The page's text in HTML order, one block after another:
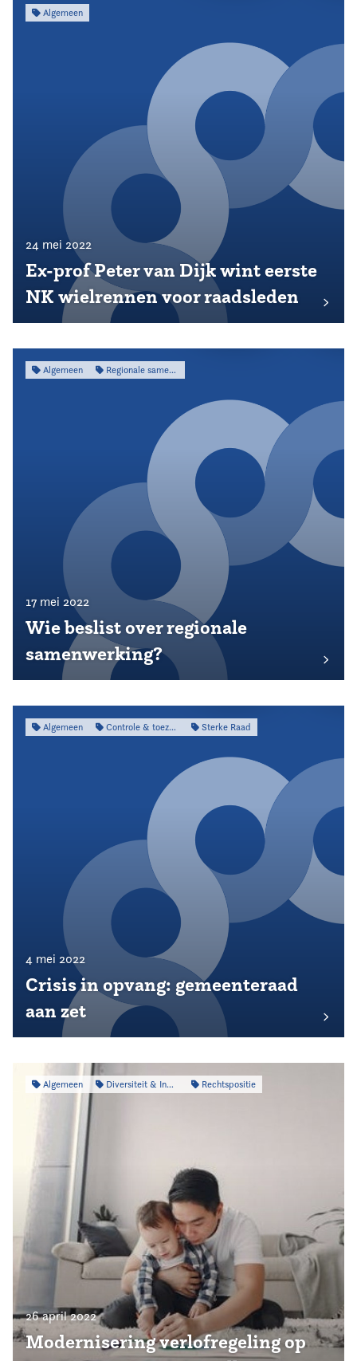
Algemeen
24 mei 2022
Ex-prof Peter van Dijk wint eerste
NK wielrennen voor raadsleden
Algemeen Regionale samenwerking
17 mei 2022
Wie beslist over regionale
samenwerking?
Algemeen Controle & toezicht Sterke Raad
4 mei 2022
Crisis in opvang: gemeenteraad
aan zet
Algemeen Diversiteit & Inclusiviteit Rechtspositie
26 april 2022
Modernisering verlofregeling op